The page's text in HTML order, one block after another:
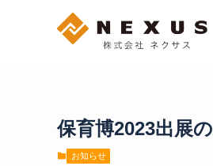
保育博2023出展
お知らせ